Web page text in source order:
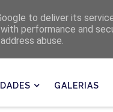
GALERIAS
to deliver its
performance and
abuse.